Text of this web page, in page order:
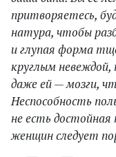
притворяетесь,
натура, чтобы
и глупая форма
круглым
даже ей — мозги,
Неспособность
не есть достойная
женщин следует